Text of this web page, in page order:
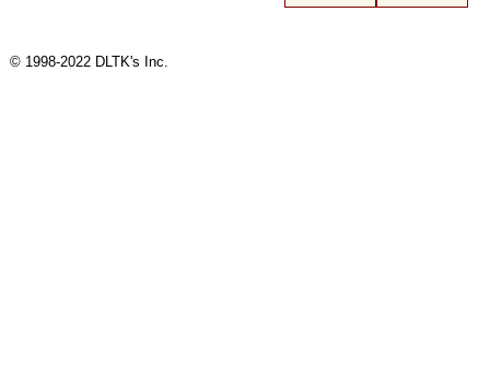
© 1998-2022 DLTK's Inc.